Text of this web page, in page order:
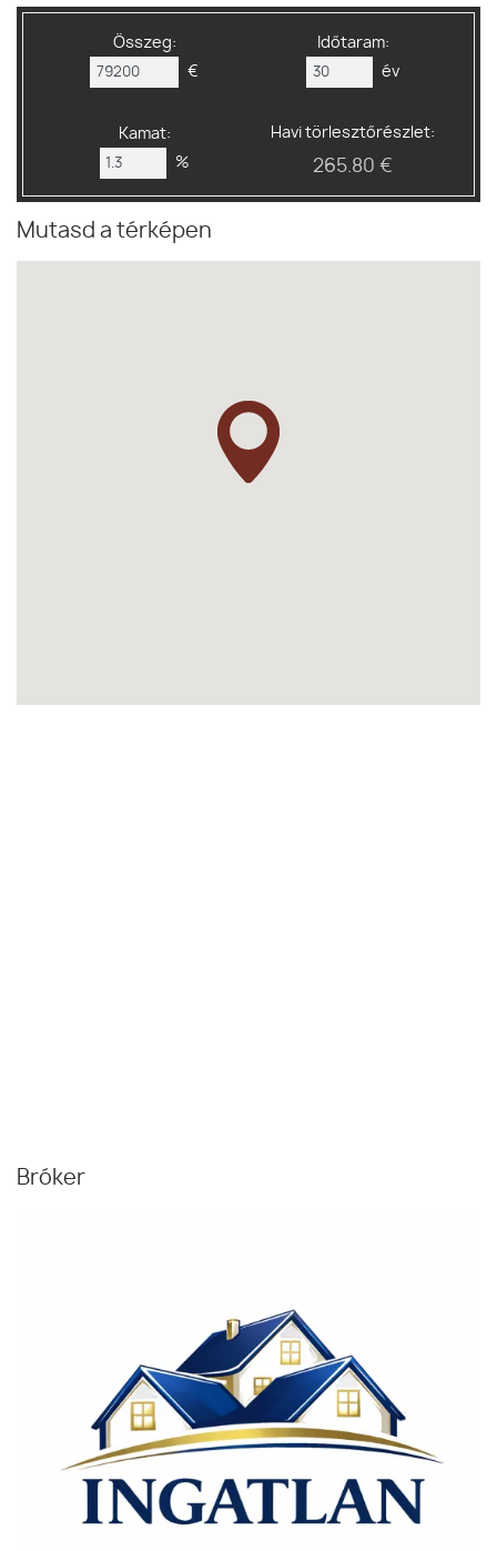
Összeg:
€
Időtaram:
év
Kamat:
%
Havi törlesztőrészlet:
265.80 €
Mutasd a térképen
Bróker